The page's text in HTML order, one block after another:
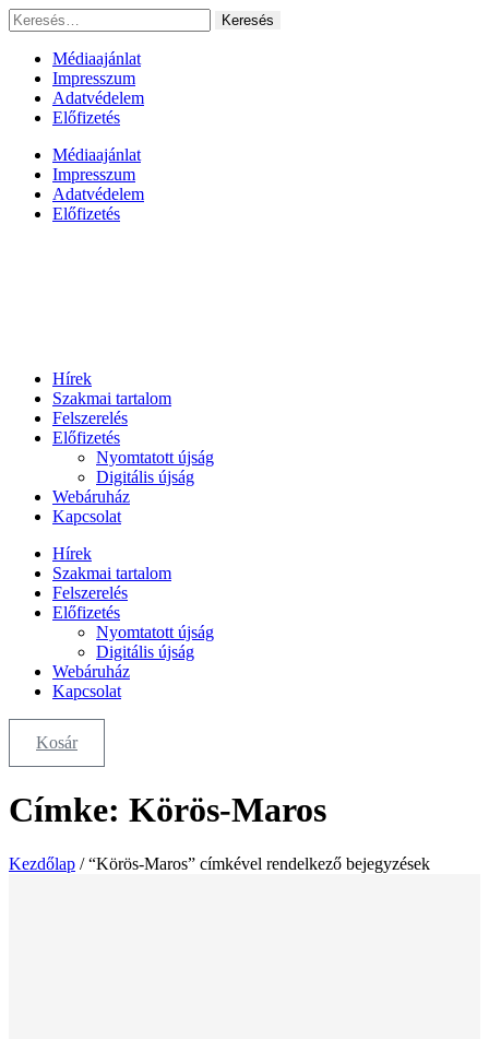
Ugrás
a
tartalomhoz
Keresés:
Médiaajánlat
Impresszum
Adatvédelem
Előfizetés
Médiaajánlat
Impresszum
Adatvédelem
Előfizetés
Hírek
Szakmai tartalom
Felszerelés
Előfizetés
Nyomtatott újság
Digitális újság
Webáruház
Kapcsolat
Hírek
Szakmai tartalom
Felszerelés
Előfizetés
Nyomtatott újság
Digitális újság
Webáruház
Kapcsolat
Kosár
Címke: Körös-Maros
Kezdőlap / “Körös-Maros” címkével rendelkező bejegyzések